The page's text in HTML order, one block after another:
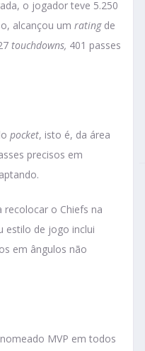
o jogador teve 5.250
alcançou um rating de
touchdowns, 401 passes
pocket, isto é, da área
precisos em
o Chiefs na
estilo de jogo inclui
em ângulos não
MVP em todos